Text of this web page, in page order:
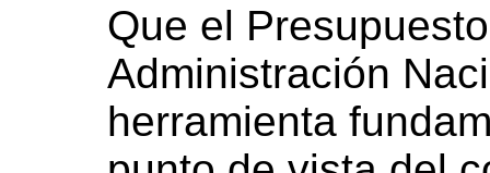
Que el
Administración
herramienta